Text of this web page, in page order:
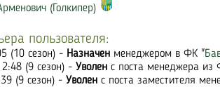
(Голкипер)
пользователя:
(10 сезон) - Назначен менеджером в ФК "
(9 сезон) - Уволен с поста менеджера из
(9 сезон) - Уволен с поста заместителя